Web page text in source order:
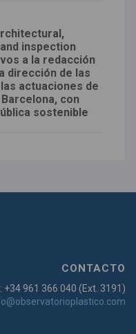
inspection
a la redacción
dirección de las
actuaciones de
con
sostenible
CONTACTO
+34 961 366 040 (Ext. 3191)